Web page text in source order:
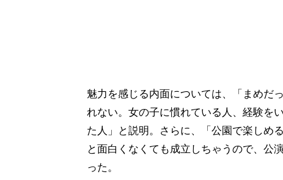
魅力を感じる内面については、「まめだ
れない。女の子に慣れている人、経験を
た人」と説明。さらに、「公園で楽しめ
と面白くなくても成立しちゃうので、公
った。